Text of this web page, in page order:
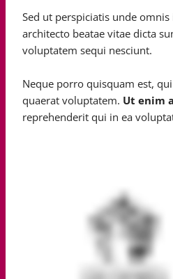
Sed ut perspiciatis unde omnis
architecto beatae vitae dicta
voluptatem sequi nesciunt.
Neque porro quisquam est,
quaerat voluptatem. Ut enim
reprehenderit qui in ea